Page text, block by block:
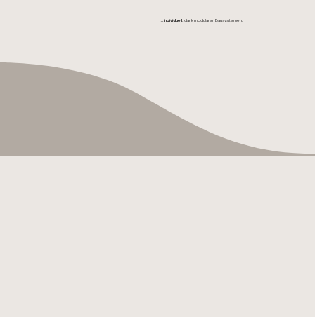
...individuell, dank modularen Bausystemen.